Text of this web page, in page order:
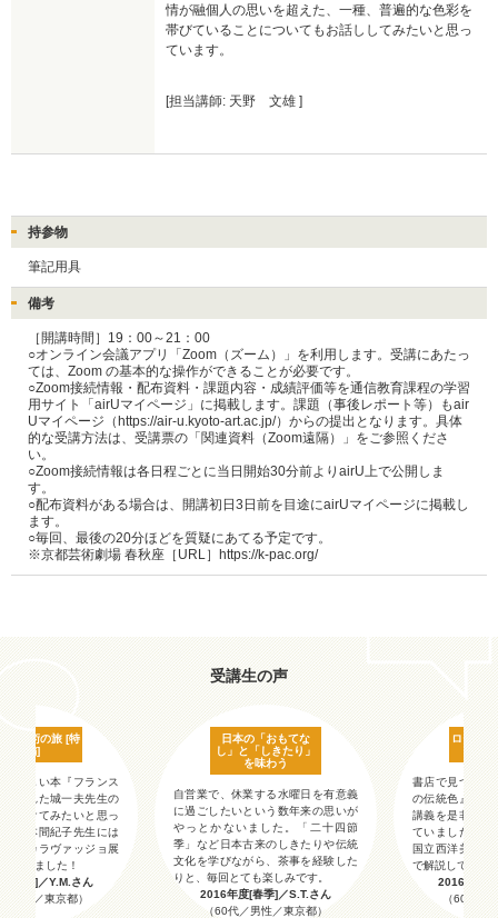
情が融個人の思いを超えた、一種、普遍的な色彩を
帯びていることについてもお話ししてみたいと思っ
ています。
[担当講師: 天野 文雄 ]
持参物
筆記用具
備考
［開講時間］19：00～21：00
○オンライン会議アプリ「Zoom（ズーム）」を利用します。受講にあたっ
ては、Zoom の基本的な操作ができることが必要です。
○Zoom接続情報・配布資料・課題内容・成績評価等を通信教育課程の学習
用サイト「airUマイページ」に掲載します。課題（事後レポート等）もair
Uマイページ（https://air-u.kyoto-art.ac.jp/）からの提出となります。具体
的な受講方法は、受講票の「関連資料（Zoom遠隔）」をご参照くださ
い。
○Zoom接続情報は各日程ごとに当日開始30分前よりairU上で公開しま
す。
○配布資料がある場合は、開講初日3日前を目途にairUマイページに掲載し
ます。
○毎回、最後の20分ほどを質疑にあてる予定です。
※京都芸術劇場 春秋座［URL］https://k-pac.org/
受講生の声
、美術の旅 [特
別編]
美しい本『フランス
創られた城一夫先生の
度受けてみたいと思っ
また本間紀子先生には
館のカラヴァッジョ展
だきました！
[春季]／Y.M.さん
女性／東京都）
日本の「おもてな
し」と「しきたり」
を味わう
自営業で、休業する水曜日を有意義
に過ごしたいという数年来の思いが
やっとかないました。「二十四節
季」など日本古来のしきたりや伝統
文化を学びながら、茶事を経験した
りと、毎回とても楽しみです。
2016年度[春季]／S.T.さん
（60代／男性／東京都）
ローマ
書店で見つけた
の伝統色』を創
講義を是非一度
ていました。ま
国立西洋美術館
で解説していた
2016年度[
（60代／